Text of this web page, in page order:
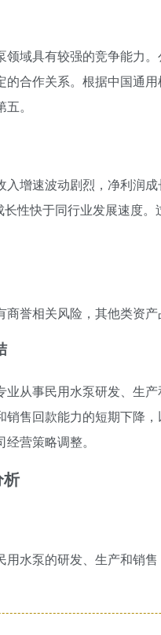
领域具有较强的竞争能力
的合作关系。根据中国通
。
入增速波动剧烈，净利润
性快于同行业发展速度
誉相关风险，其他类资
业从事民用水泵研发、生
销售回款能力的短期下降
营策略调整。
用水泵的研发、生产和销